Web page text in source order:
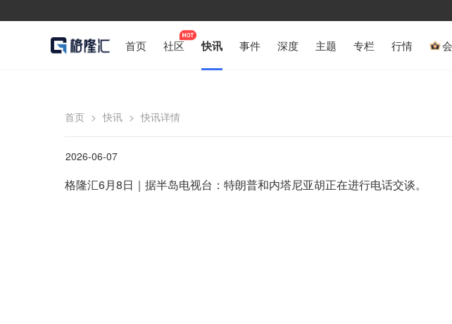
首页 社区 快讯 事件 深度 主题 专栏 行情
首页 > 快讯 > 快讯详情
2026-06-07
格隆汇6月8日｜据半岛电视台：特朗普和内塔尼亚胡正在进行电话交谈。